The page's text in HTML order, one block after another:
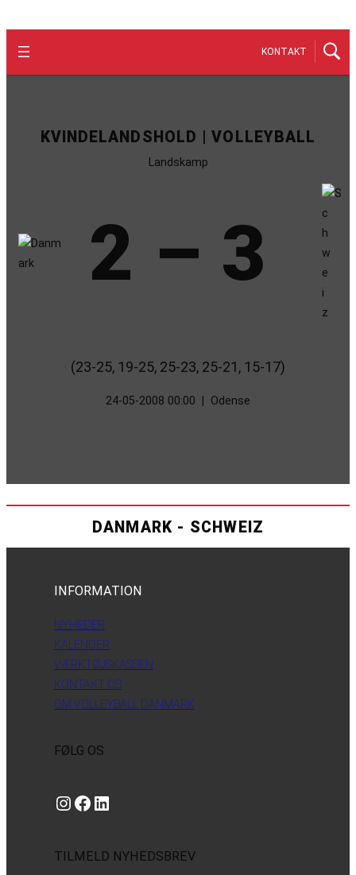
KONTAKT
KVINDELANDSHOLD | VOLLEYBALL
Landskamp
2 – 3
(23-25, 19-25, 25-23, 25-21, 15-17)
24-05-2008 00:00 Odense
DANMARK - SCHWEIZ
INFORMATION
NYHEDER
KALENDER
VÆRKTØJSKASSEN
KONTAKT OS
OM VOLLEYBALL DANMARK
FØLG OS
Instagram https://www.facebook.com/danishbeachvolleytour LinkedIn
TILMELD NYHEDSBREV